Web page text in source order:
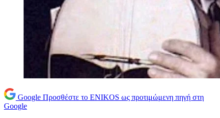
Google Προσθέστε το ENIKOS ως προτιμώμενη πηγή στη
Google